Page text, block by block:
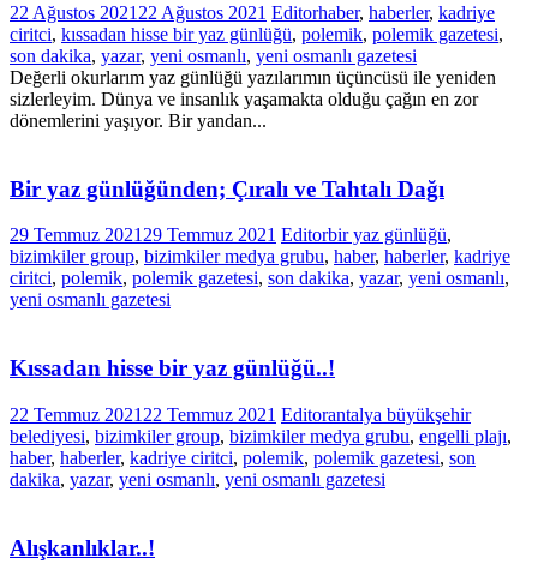
22 Ağustos 2021 22 Ağustos 2021 Editorhaber, haberler, kadriye
ciritci, kıssadan hisse bir yaz günlüğü, polemik, polemik gazetesi,
son dakika, yazar, yeni osmanlı, yeni osmanlı gazetesi
Değerli okurlarım yaz günlüğü yazılarımın üçüncüsü ile yeniden
sizlerleyim. Dünya ve insanlık yaşamakta olduğu çağın en zor
dönemlerini yaşıyor. Bir yandan...
Bir yaz günlüğünden; Çıralı ve Tahtalı Dağı
29 Temmuz 2021 29 Temmuz 2021 Editorbir yaz günlüğü,
bizimkiler group, bizimkiler medya grubu, haber, haberler, kadriye
ciritci, polemik, polemik gazetesi, son dakika, yazar, yeni osmanlı,
yeni osmanlı gazetesi
Kıssadan hisse bir yaz günlüğü..!
22 Temmuz 2021 22 Temmuz 2021 Editorantalya büyükşehir
belediyesi, bizimkiler group, bizimkiler medya grubu, engelli plajı,
haber, haberler, kadriye ciritci, polemik, polemik gazetesi, son
dakika, yazar, yeni osmanlı, yeni osmanlı gazetesi
Alışkanlıklar..!